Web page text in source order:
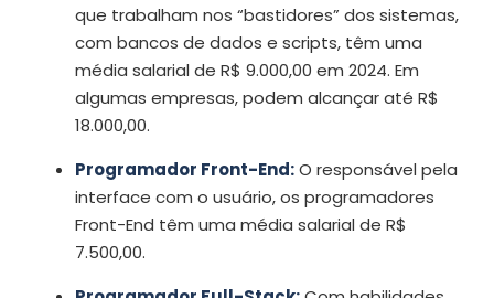
que trabalham nos “bastidores” dos sistemas,
com bancos de dados e scripts, têm uma
média salarial de R$ 9.000,00 em 2024. Em
algumas empresas, podem alcançar até R$
18.000,00.
Programador Front-End:O responsável pela
interface com o usuário, os programadores
Front-End têm uma média salarial de R$
7.500,00.